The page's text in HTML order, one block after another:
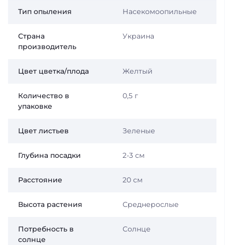
Тип опыления Насекомоопильные
Страна
производитель
Украина
Цвет цветка/плода Желтый
Количество в
упаковке
0,5 г
Цвет листьев Зеленые
Глубина посадки 2-3 см
Расстояние 20 см
Высота растения Среднерослые
Потребность в
солнце
Солнце